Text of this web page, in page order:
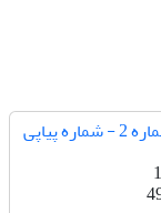
دوره 19، شماره 2 - شماره پیاپی